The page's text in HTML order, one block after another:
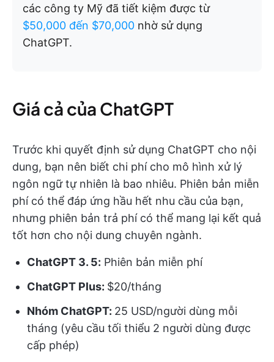
các công ty Mỹ đã tiết kiệm được từ
$50,000 đến $70,000 nhờ sử dụng
ChatGPT.
Giá cả của ChatGPT
Trước khi quyết định sử dụng ChatGPT cho nội
dung, bạn nên biết chi phí cho mô hình xử lý
ngôn ngữ tự nhiên là bao nhiêu. Phiên bản miễn
phí có thể đáp ứng hầu hết nhu cầu của bạn,
nhưng phiên bản trả phí có thể mang lại kết quả
tốt hơn cho nội dung chuyên ngành.
ChatGPT 3. 5: Phiên bản miễn phí
ChatGPT Plus: $20/tháng
Nhóm ChatGPT: 25 USD/người dùng mỗi
tháng (yêu cầu tối thiểu 2 người dùng được
cấp phép)